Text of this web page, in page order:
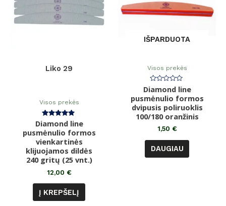
Liko 29
Visos prekės
Įvertinimas:
5.00
iš 5
Diamond line
pusmėnulio formos
vienkartinės
klijuojamos dildės
240 gritų (25 vnt.)
12,00 €
Į KREPŠELĮ
IŠPARDUOTA
Visos prekės
Įvertinimas:
0
iš
5
Diamond line
pusmėnulio formos
dvipusis poliruoklis
100/180 oranžinis
1,50 €
DAUGIAU